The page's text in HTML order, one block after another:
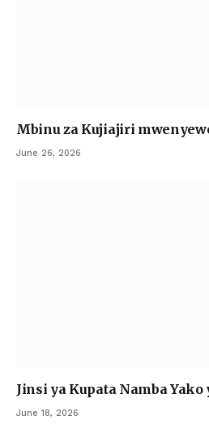
Mbinu za Kujiajiri
June 26, 2026
Jinsi ya Kupata Namba
June 18, 2026